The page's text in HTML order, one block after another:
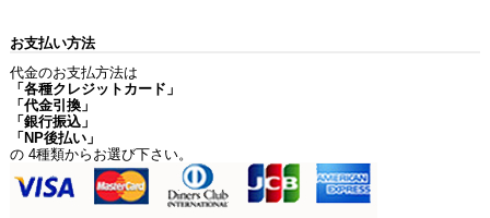
お支払い方法
代金のお支払方法は
「各種クレジットカード」
「代金引換」
「銀行振込」
「NP後払い」
の 4種類からお選び下さい。